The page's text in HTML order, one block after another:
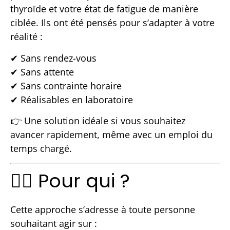
thyroïde et votre état de fatigue de manière
ciblée. Ils ont été pensés pour s’adapter à votre
réalité :
✔ Sans rendez-vous
✔ Sans attente
✔ Sans contrainte horaire
✔ Réalisables en laboratoire
👉 Une solution idéale si vous souhaitez
avancer rapidement, même avec un emploi du
temps chargé.
👩‍⚕️ Pour qui ?
Cette approche s’adresse à toute personne
souhaitant agir sur :